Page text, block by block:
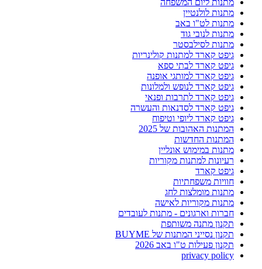
מתנות ליום המשפחה
מתנות לולנטיין
מתנות לט"ו באב
מתנות לנובי גוד
מתנות לסילבסטר
גיפט קארד למתנות קולינריות
גיפט קארד לבתי ספא
גיפט קארד למותגי אופנה
גיפט קארד לנופש ולמלונות
גיפט קארד לתרבות ופנאי
גיפט קארד לסדנאות והעשרה
גיפט קארד ליופי וטיפוח
המתנות האהובות של 2025
המתנות החדשות
מתנות במימוש אונליין
רעיונות למתנות מקוריות
גיפט קארד
חוויות משפחתיות
מתנות מומלצות לחג
מתנות מקוריות לאישה
חברות וארגונים - מתנות לעובדים
תקנון מתנה משותפת
תקנון נסייני המתנות של BUYME
תקנון פעילות ט"ו באב 2026
privacy policy